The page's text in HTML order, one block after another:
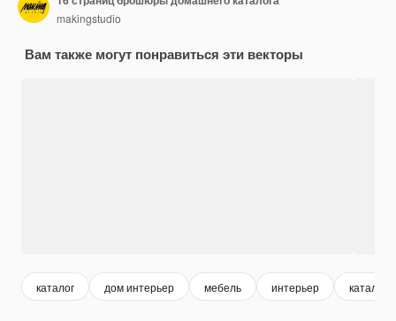
makingstudio
Вам также могут понравиться эти векторы
каталог дом интерьер мебель интерьер каталог